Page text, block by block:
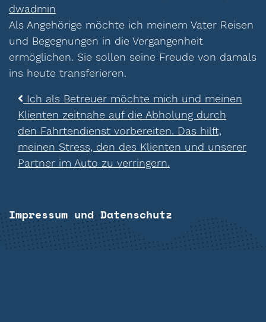
dwadmin
Als Angehörige möchte ich meinem Vater Reisen
und Begegnungen in die Vergangenheit
ermöglichen. Sie sollen seine Freude von damals
ins heute transferieren.
Beitragsnavigation
Ich als Betreuer möchte mich und meinen
Klienten zeitnahe auf die Abholung durch
den Fahrtendienst vorbereiten. Das hilft,
meinen Stress, den des Klienten und unserer
Partner im Auto zu verringern.
Impressum und Datenschutz